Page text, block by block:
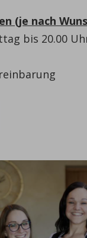
(je nach
bis 20.00